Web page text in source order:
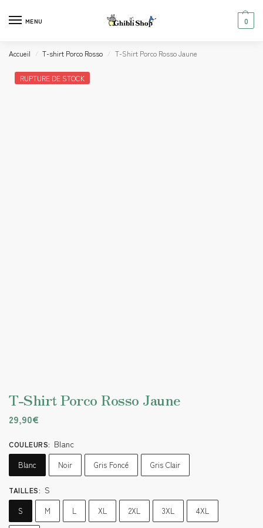
MENU 0
Accueil / T-shirt Porco Rosso / T-Shirt Porco Rosso Jaune
RUPTURE DE STOCK
T-Shirt Porco Rosso Jaune
29,90€
COULEURS: Blanc
Blanc Noir Gris Foncé Gris Clair
TAILLES: S
S M L XL 2XL 3XL 4XL